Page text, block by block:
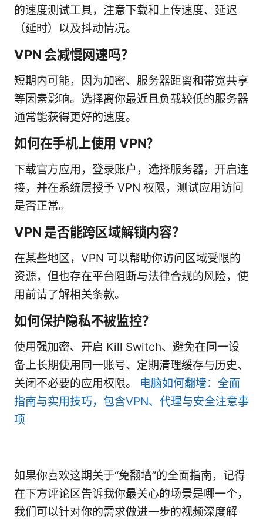
的速度测试工具，注意下载和上传速度、延迟
（延时）以及抖动情况。
VPN 会减慢网速吗？
短期内可能，因为加密、服务器距离和带宽共享
等因素影响。选择离你最近且负载较低的服务器
通常能获得更好的速度。
如何在手机上使用 VPN？
下载官方应用，登录账户，选择服务器，开启连
接，并在系统层授予 VPN 权限，测试应用访问
是否正常。
VPN 是否能跨区域解锁内容？
在某些地区，VPN 可以帮助你访问区域受限的
资源，但也存在平台阻断与法律合规的风险，使
用前请了解相关条款。
如何保护隐私不被监控？
使用强加密、开启 Kill Switch、避免在同一设
备上长期使用同一账号、定期清理缓存与历史、
关闭不必要的应用权限。 电脑如何翻墙：全面
指南与实用技巧，包含VPN、代理与安全注意事
项
如果你喜欢这期关于“免翻墙”的全面指南，记得
在下方评论区告诉我你最关心的场景是哪一个，
我们可以针对你的需求做进一步的视频深度解